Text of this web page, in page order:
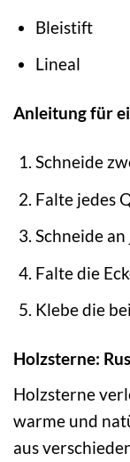
Bleistift
Lineal
Anleitung für
Schneide
Falte jedes
Schneide
Falte die
Klebe die
Holzsterne:
Holzsterne
warme und
aus